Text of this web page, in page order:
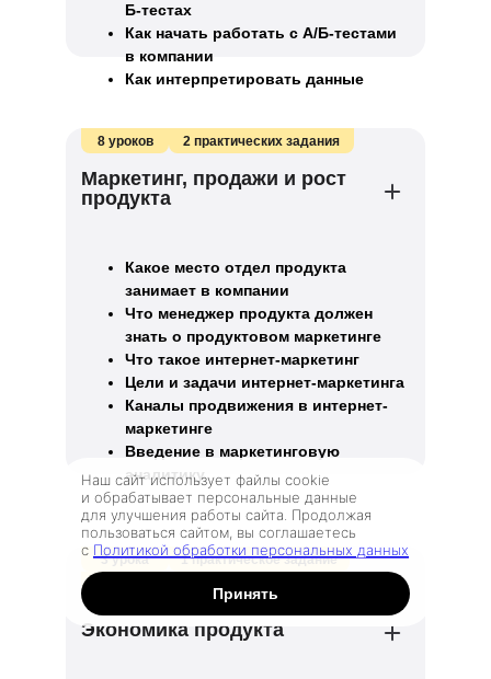
Б-тестах
Как начать работать с A/Б-тестами
в компании
Как интерпретировать данные
8 уроков 2 практических задания
Маркетинг, продажи и рост
продукта
Какое место отдел продукта
занимает в компании
Что менеджер продукта должен
знать о продуктовом маркетинге
Что такое интернет-маркетинг
Цели и задачи интернет-маркетинга
Каналы продвижения в интернет-
маркетинге
Введение в маркетинговую
аналитику
3 урока
1 практическое задание
Экономика продукта
Принять
Наш сайт использует файлы cookie
и обрабатывает персональные данные
для улучшения работы сайта. Продолжая
пользоваться сайтом, вы соглашаетесь
с Политикой обработки персональных данных